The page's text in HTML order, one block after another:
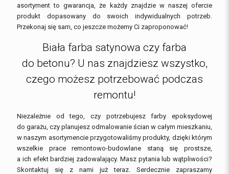
asortyment to gwarancja, że każdy znajdzie w naszej ofercie
produkt dopasowany do swoich indywidualnych potrzeb.
Przekonaj się sam, co jeszcze możemy Ci zaproponować!
Biała farba satynowa czy farba
do betonu? U nas znajdziesz wszystko,
czego możesz potrzebować podczas
remontu!
Niezależnie od tego, czy potrzebujesz farby epoksydowej
do garażu, czy planujesz odmalowanie ścian w całym mieszkaniu,
w naszym asortymencie przygotowaliśmy produkty, dzięki którym
wszelkie prace remontowo-budowlane staną się prostsze,
a ich efekt bardziej zadowalający. Masz pytania lub wątpliwości?
Skontaktuj się z nami już teraz. Serdecznie zapraszamy